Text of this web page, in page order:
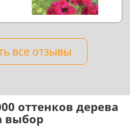
все отзывы
оттенков дерева
выбор